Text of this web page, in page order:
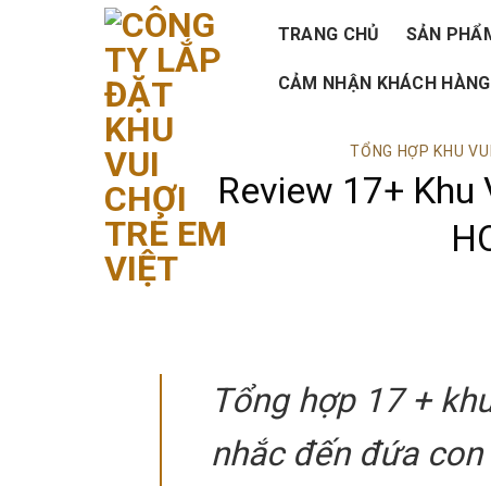
TRANG CHỦ SẢN
CẢM NHẬN KHÁCH
TỔNG HỢP KHU
Review 17+ Khu
Tổng hợp 17 +
nhắc đến đứa